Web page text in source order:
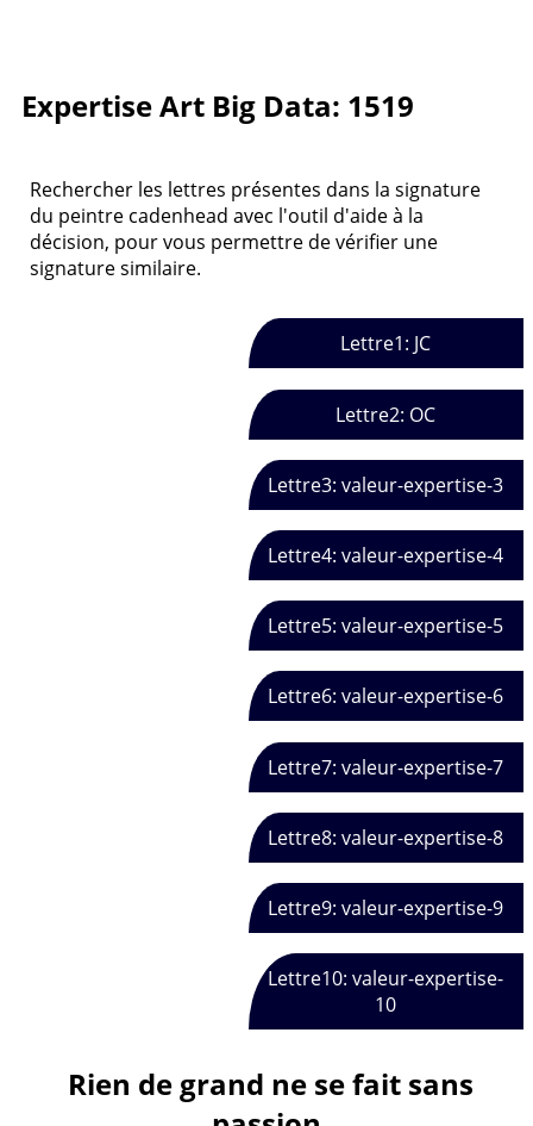
Expertise Art Big Data: 1519
Rechercher les lettres présentes dans la signature
du peintre cadenhead avec l'outil d'aide à la
décision, pour vous permettre de vérifier une
signature similaire.
Lettre1: JC
Lettre2: OC
Lettre3: valeur-expertise-3
Lettre4: valeur-expertise-4
Lettre5: valeur-expertise-5
Lettre6: valeur-expertise-6
Lettre7: valeur-expertise-7
Lettre8: valeur-expertise-8
Lettre9: valeur-expertise-9
Lettre10: valeur-expertise-
10
Rien de grand ne se fait sans